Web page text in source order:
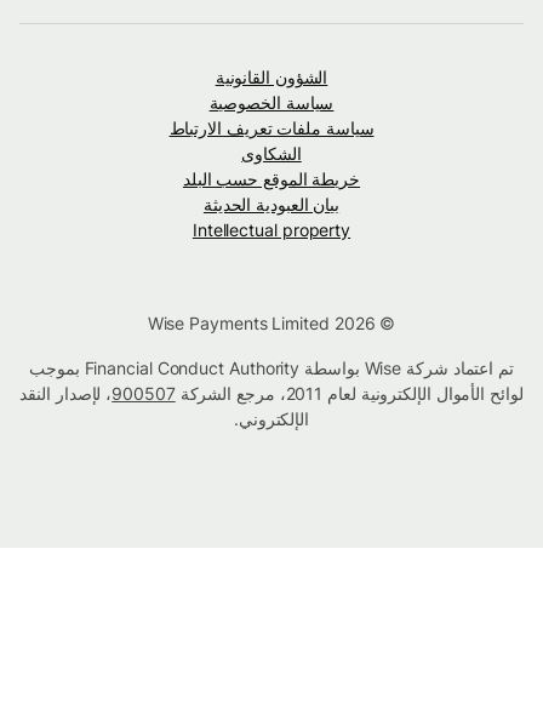
الشؤون القانونية
سياسة الخصوصية
سياسة ملفات تعريف الارتباط
الشكاوى
خريطة الموقع حسب البلد
بيان العبودية الحديثة
Intellectual property
تم اعتماد شركة Wise بواسطة Financial Conduct Authority بموجب
لوائح الأموال الإلكترونية لعام 2011، مرجع الشركة
900507، لإصدار النقد
الإلكتروني.